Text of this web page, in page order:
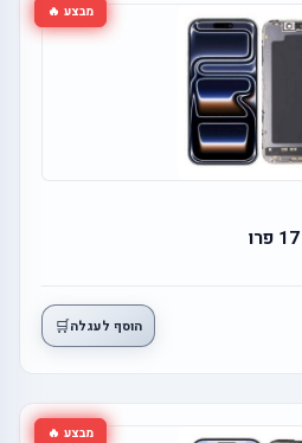
מבצע 🔥
הוסף לעגלה🛒
מבצע 🔥